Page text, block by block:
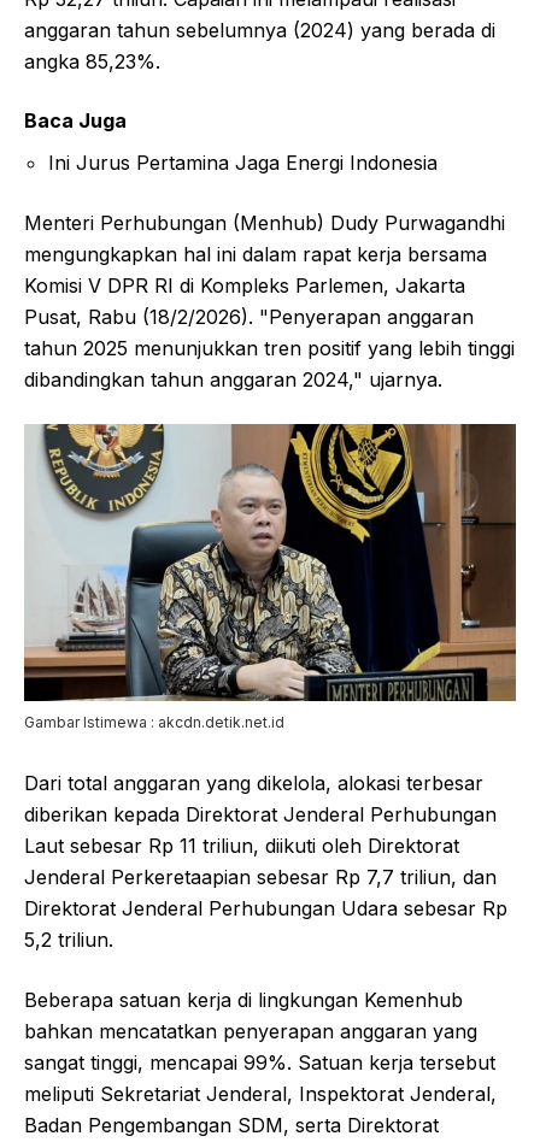
anggaran tahun sebelumnya (2024) yang berada di
angka 85,23%.
Baca Juga
Ini Jurus Pertamina Jaga Energi Indonesia
Menteri Perhubungan (Menhub) Dudy Purwagandhi
mengungkapkan hal ini dalam rapat kerja bersama
Komisi V DPR RI di Kompleks Parlemen, Jakarta
Pusat, Rabu (18/2/2026). "Penyerapan anggaran
tahun 2025 menunjukkan tren positif yang lebih tinggi
dibandingkan tahun anggaran 2024," ujarnya.
Gambar Istimewa : akcdn.detik.net.id
Dari total anggaran yang dikelola, alokasi terbesar
diberikan kepada Direktorat Jenderal Perhubungan
Laut sebesar Rp 11 triliun, diikuti oleh Direktorat
Jenderal Perkeretaapian sebesar Rp 7,7 triliun, dan
Direktorat Jenderal Perhubungan Udara sebesar Rp
5,2 triliun.
Beberapa satuan kerja di lingkungan Kemenhub
bahkan mencatatkan penyerapan anggaran yang
sangat tinggi, mencapai 99%. Satuan kerja tersebut
meliputi Sekretariat Jenderal, Inspektorat Jenderal,
Badan Pengembangan SDM, serta Direktorat